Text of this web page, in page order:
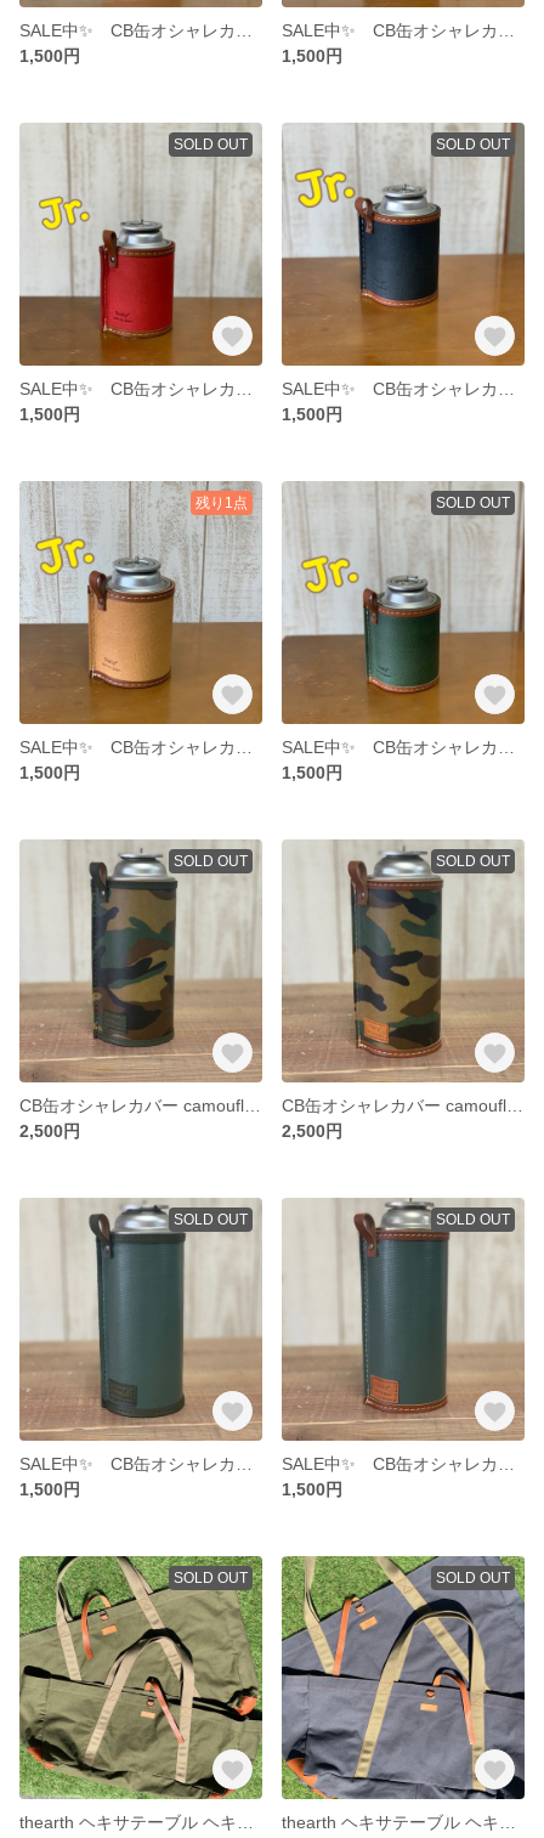
1,500円
1,500円
SOLD OUT
1,500円
SOLD OUT
1,500円
残り1点
1,500円
SOLD OUT
1,500円
SOLD OUT
2,500円
SOLD OUT
2,500円
SOLD OUT
1,500円
SOLD OUT
1,500円
SOLD OUT SOLD OUT